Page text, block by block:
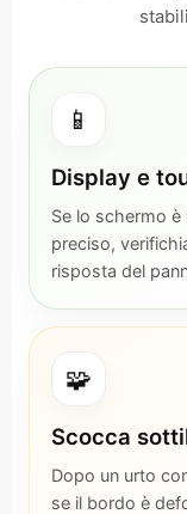
📱
Display e
Se lo schermo
preciso,
risposta del
🧩
Scocca
Dopo un urto
se il bordo è